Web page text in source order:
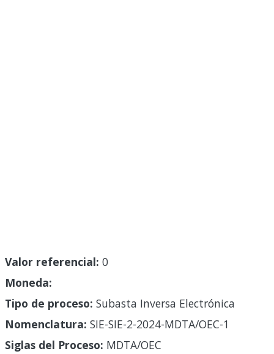
Valor referencial: 0
Moneda:
Tipo de proceso: Subasta Inversa Electrónica
Nomenclatura: SIE-SIE-2-2024-MDTA/OEC-1
Siglas del Proceso: MDTA/OEC